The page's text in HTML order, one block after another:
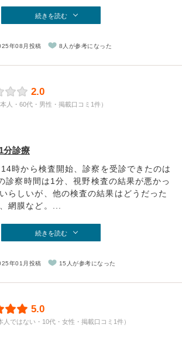
続きを読む
年08月投稿 8人が参考になった
2.0
人・60代・男性・掲載口コミ1件）
分診療
時から検査開始、診察を受診できたのは
診察時間は1分、視野検査の結果が悪かっ
らしいが、他の検査の結果はどうだった
網膜など。...
続きを読む
年01月投稿 15人が参考になった
5.0
人ではない・10代・女性・掲載口コミ1件）